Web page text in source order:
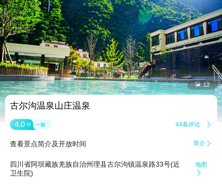
 12
古尔沟温泉山庄温泉
4.0 分 一般 44条评论 
查看景点简介及开放时间 简介 
四川省阿坝藏族羌族自治州理县古尔沟镇温泉路33号(近
卫生院)
地图

